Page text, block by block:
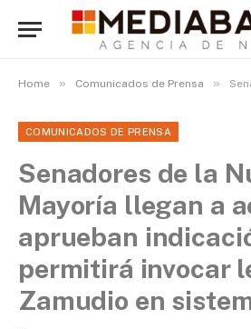
Home » Comunicados de Prensa » Senadores de
COMUNICADOS DE PRENSA
Senadores de la
Mayoría llegan a
aprueban
permitirá invocar
Zamudio en